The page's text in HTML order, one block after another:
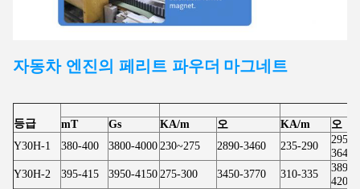
자동차 엔진의 페리트 파우더 마그네트
등급 mT Gs KA/m 오 KA/m
오
Y30H-1
380-400 3800-4000 230~275 2890-3460 235-290
2950-
3640
Y30H-2
395-415 3950-4150 275-300 3450-3770 310-335
3890-
4200